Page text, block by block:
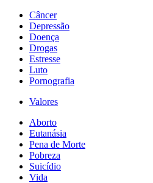
Câncer
Depressão
Doença
Drogas
Estresse
Luto
Pornografia
Valores
Aborto
Eutanásia
Pena de Morte
Pobreza
Suicídio
Vida